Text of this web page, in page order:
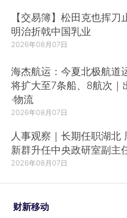
【交易簿】松田克也挥刀
明治折戟中国乳业
2026年08月07日
海杰航运：今夏北极航道
将扩大至7条船、8航次｜
·物流
2026年08月07日
人事观察｜长期任职湖北
新群升任中央政研室副主
2026年08月07日
财新移动